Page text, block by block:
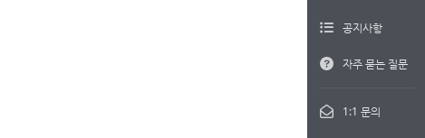
공지사항
자주 묻는 질문
1:1 문의